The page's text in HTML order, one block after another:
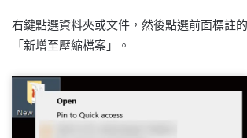
右鍵點選資料夾或文件，然後點選前面標註
「新增至壓縮檔案」。